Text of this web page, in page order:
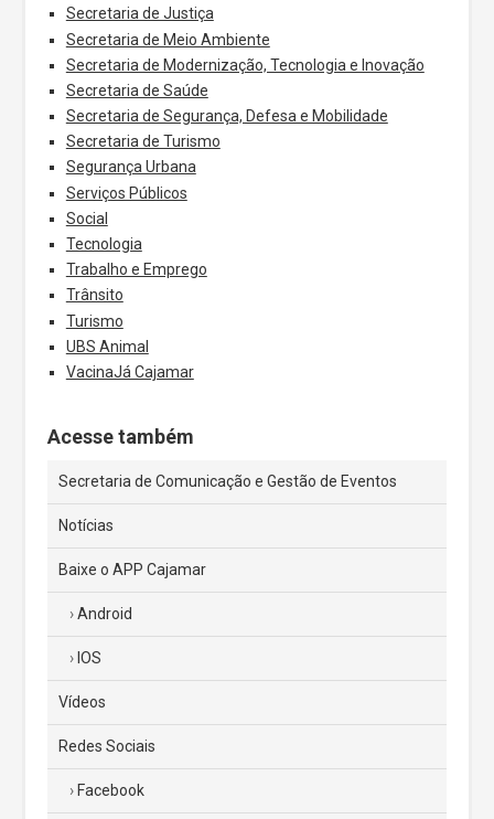
Secretaria de Justiça
Secretaria de Meio Ambiente
Secretaria de Modernização, Tecnologia e Inovação
Secretaria de Saúde
Secretaria de Segurança, Defesa e Mobilidade
Secretaria de Turismo
Segurança Urbana
Serviços Públicos
Social
Tecnologia
Trabalho e Emprego
Trânsito
Turismo
UBS Animal
VacinaJá Cajamar
Acesse também
Secretaria de Comunicação e Gestão de Eventos
Notícias
Baixe o APP Cajamar
Android
IOS
Vídeos
Redes Sociais
Facebook